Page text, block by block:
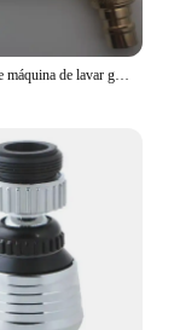
Anituqe bronze máquina de lavar guindaste decorativo torneira ao ar livre, jardim vintage bibcock torneira fixado na parede mop latão wf